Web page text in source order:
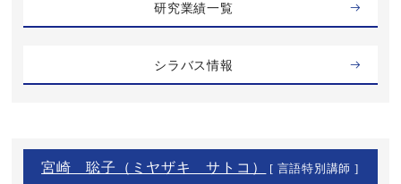
研究業績一覧
シラバス情報
宮崎 聡子（ミヤザキ サトコ） [ 言語特別講師 ]